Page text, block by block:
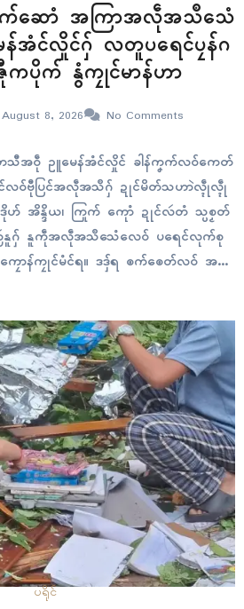
ဆောံ အကြာအလဵုအသဳသေံ
ၚ်လှိုၚ်ဂှ် လတူပရေၚ်ပၠန်ဂ
ကပိုက် နွံကၠုၚ်မာန်ဟာ
August 8, 2026 No Comments
တသီအဝဵု ဥူမေန်အံၚ်လှိုၚ် ခါန်ကၞက်လဝ်ကေတ်
လဝ်ဗီုပြၚ်အလဵုအသဳဂှ် ဍုၚ်မိတ်သဟာဲလ္ၚဵုလ္ၚဵု
အိန္ဒိယ၊ ကြုက် ကေုာံ ဍုၚ်လဴတံ သ္ပစၟတ်
ြဴနူဂှ် နူကဵုအလဵုအသဳသေံလေဝ် ပရေၚ်လုက်စု
ာန်ကၠုၚ်မံၚ်ရ။ ဒဒှ်ရ ၜက်ၜေတ်လဝ် အမှု
ပရိုၚ်